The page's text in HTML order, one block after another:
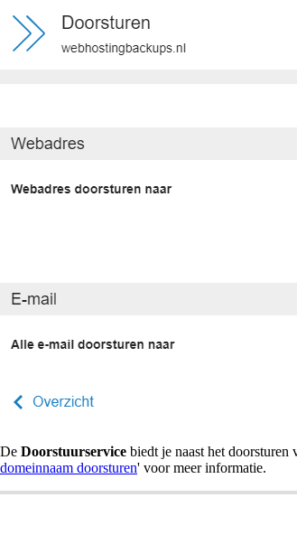
De Doorstuurservice biedt je naast het
domeinnaam doorsturen' voor meer informatie.